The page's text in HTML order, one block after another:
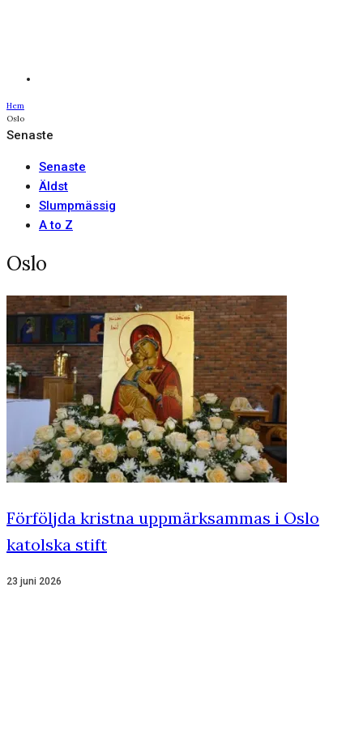
Hem
Oslo
Senaste
Senaste
Äldst
Slumpmässig
A to Z
Oslo
Förföljda kristna uppmärksammas i Oslo
katolska stift
23 juni 2026